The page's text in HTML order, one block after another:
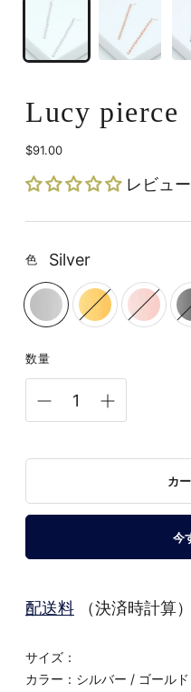
Lucy pierce
$91.00
定
価
レビュ
色 Silver
数量
カ
今
配送料 （決済時計算
サイズ：
カラー：シルバー / ゴール